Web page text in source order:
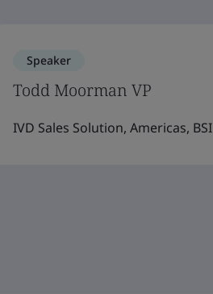
Speaker
Todd Moorman VP
IVD Sales Solution, Americas, BSI